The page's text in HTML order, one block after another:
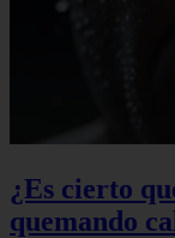
¿Es cierto
quemando